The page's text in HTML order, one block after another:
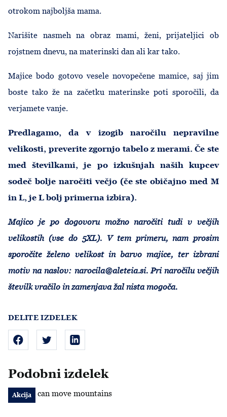
DELITE IZDELEK
otrokom najboljša mama.
Narišite nasmeh na obraz mami, ženi, prijateljici ob
rojstnem dnevu, na materinski dan ali kar tako.
Majice bodo gotovo vesele novopečene mamice, saj jim
boste tako že na začetku materinske poti sporočili, da
verjamete vanje.
Predlagamo, da v izogib naročilu nepravilne
velikosti, preverite zgornjo tabelo z merami. Če ste
med številkami, je po izkušnjah naših kupcev
sodeč bolje naročiti večjo (če ste običajno med M
in L, je L bolj primerna izbira).
Majico je po dogovoru možno naročiti tudi v večjih
velikostih (vse do 5XL). V tem primeru, nam prosim
sporočite želeno velikost in barvo majice, ter izbrani
motiv na naslov: narocila@aleteia.si. Pri naročilu večjih
številk vračilo in zamenjava žal nista mogoča.
Podobni izdelek
Akcija
Faith can move mountains